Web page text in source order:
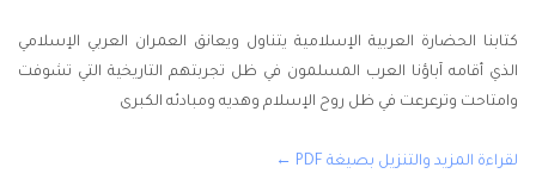
كتابنا الحضارة العربية الإسلامية يتناول ويعانق العمران العربي الإسلامي
الذي أقامه آباؤنا العرب المسلمون في ظل تجربتهم التاريخية التي تشوفت
وامتاحت وترعرعت في ظل روح الإسلام وهديه ومبادئه الكبرى
لقراءة المزيد والتنزيل بصيغة PDF ←